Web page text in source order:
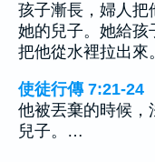
孩子漸長，婦人把
她的兒子。她給孩
把他從水裡拉出來
使徒行傳 7:21-24
他被丟棄的時候，
兒子。…